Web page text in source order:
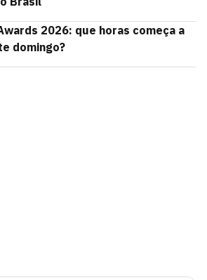
2026: que horas começa a
domingo?